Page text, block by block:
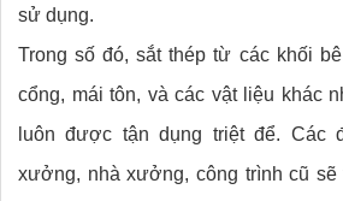
sử dụng.
Trong số đó, sắt thép từ các khối
cổng, mái tôn, và các vật liệu khác
luôn được tận dụng triệt để. Các
xưởng, nhà xưởng, công trình cũ sẽ